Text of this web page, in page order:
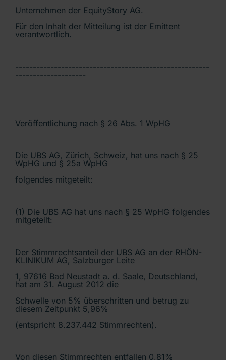
Unternehmen der EquityStory AG.
Für den Inhalt der Mitteilung ist der Emittent
verantwortlich.
-------------------------------------------------------
--------------------
Veröffentlichung nach § 26 Abs. 1 WpHG
Die UBS AG, Zürich, Schweiz, hat uns nach § 25
WpHG und § 25a WpHG
folgendes mitgeteilt:
(1) Die UBS AG hat uns nach § 25 WpHG folgendes
mitgeteilt:
Der Stimmrechtsanteil der UBS AG an der RHÖN-
KLINIKUM AG, Salzburger Leite
1, 97616 Bad Neustadt a. d. Saale, Deutschland,
hat am 31. August 2012 die
Schwelle von 5% überschritten und betrug zu
diesem Zeitpunkt 5,96%
(entspricht 8.237.442 Stimmrechten).
Von diesen Stimmrechten entfallen 0,81%